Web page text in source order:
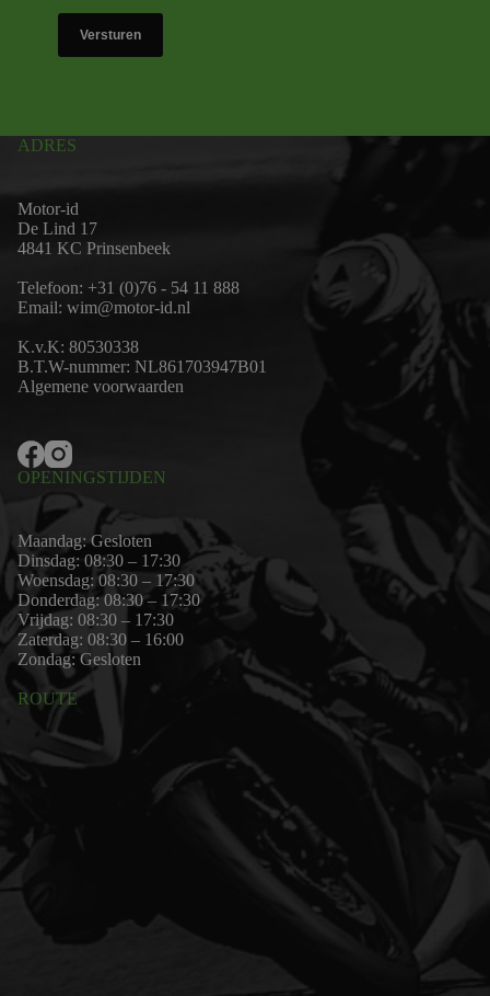
Versturen
ADRES
Motor-id
De Lind 17
4841 KC Prinsenbeek
Telefoon: +31 (0)76 - 54 11 888
Email: wim@motor-id.nl
K.v.K: 80530338
B.T.W-nummer: NL861703947B01
Algemene voorwaarden
OPENINGSTIJDEN
Maandag: Gesloten
Dinsdag: 08:30 – 17:30
Woensdag: 08:30 – 17:30
Donderdag: 08:30 – 17:30
Vrijdag: 08:30 – 17:30
Zaterdag: 08:30 – 16:00
Zondag: Gesloten
ROUTE